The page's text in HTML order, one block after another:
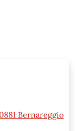
Bernareggio